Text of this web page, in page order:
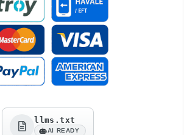
llms.txt
AI READY